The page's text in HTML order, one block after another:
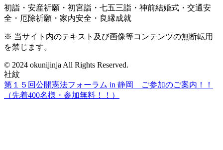
初詣・安産祈願・初宮詣・七五三詣・神前結婚式・交通安
全・厄除祈願・家内安全・良縁成就
※ 当サイト内のテキスト及び画像等コンテンツの無断転用
を禁じます。
© 2024 okunijinja All Rights Reserved.
社紋
第１５回公開憲法フォーラム in 静岡 ご参加のご案内！！
（先着400名様・参加無料！！）